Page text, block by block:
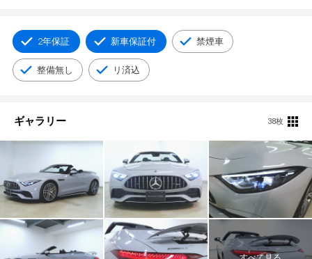
2年保証 新車保証付 禁煙車
整備無し リ済込
ギャラリー 38枚